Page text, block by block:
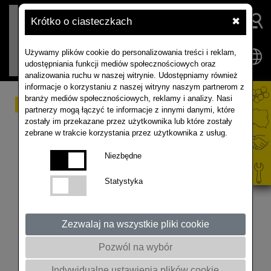
Krótko o ciasteczkach ✖
Używamy plików cookie do personalizowania treści i reklam,
udostępniania funkcji mediów społecznościowych oraz
analizowania ruchu w naszej witrynie. Udostępniamy również
informacje o korzystaniu z naszej witryny naszym partnerom z
branży mediów społecznościowych, reklamy i analizy. Nasi
partnerzy mogą łączyć te informacje z innymi danymi, które
zostały im przekazane przez użytkownika lub które zostały
zebrane w trakcie korzystania przez użytkownika z usług.
Niezbędne
Statystyka
Zezwalaj na wszystkie pliki cookie
Pozwól na wybór
SEED POWER
W nadchodzącym sezonie odmiany rzepaku
oferowane przez RAPOOL Polska zaprawione są w
z najważniejszych etapów przygotowania nasion do
siewu, dlatego nasz grupa wdrożeniowo-badawcza
doświadczenia, które mają na celu opracowanie
najlepszego dostosowanego do warunków uprawy
systemu doboru zapraw zapewniającego szybkie,
niezakłócone wschodu oraz dynamiczny rozwój